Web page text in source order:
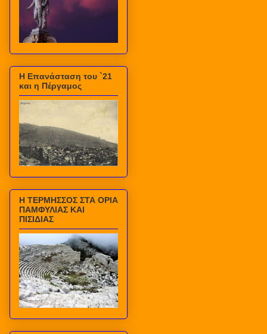
Η Επανάσταση του `21
και η Πέργαμος
Η ΤΕΡΜΗΣΣΟΣ ΣΤΑ ΟΡΙΑ
ΠΑΜΦΥΛΙΑΣ ΚΑΙ
ΠΙΣΙΔΙΑΣ